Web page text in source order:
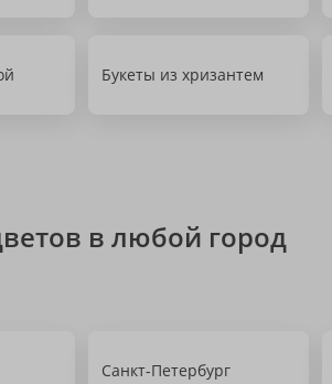
Букеты из хризантем
в любой город
Санкт-Петербург